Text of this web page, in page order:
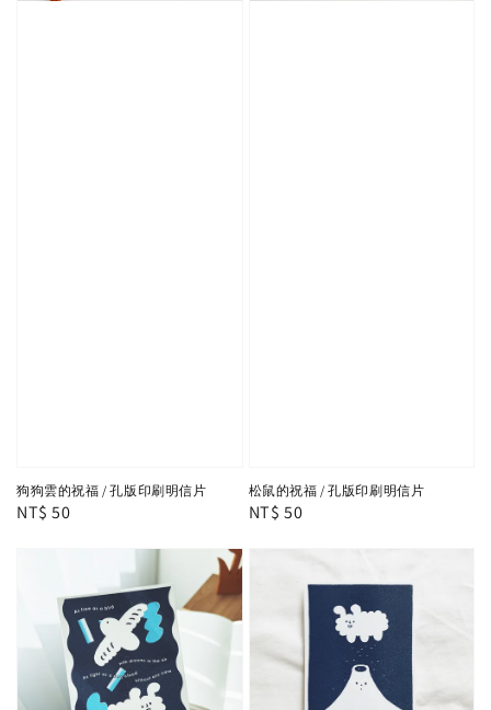
狗狗雲的祝福 / 孔版印刷明信片
Regular
NT$ 50
松鼠的祝福 / 孔版印刷明信片
Regular
NT$ 50